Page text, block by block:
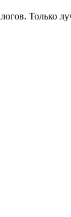
Только